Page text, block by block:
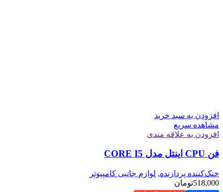
افزودن به سبد خرید
مشاهده سریع
افزودن به علاقه مندی
فن CPU اینتل مدل CORE I5
خنک‌کننده پردازنده, لوازم جانبی کامپیوتر
518,000تومان